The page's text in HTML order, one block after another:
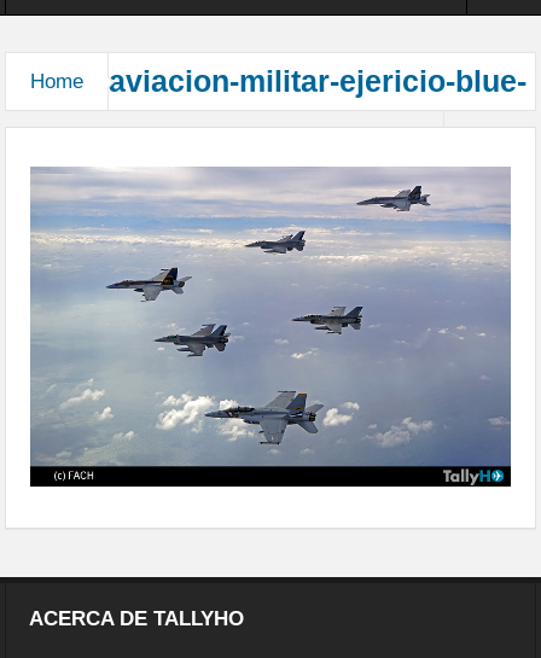
Home
aviacion-militar-ejericio-blue-
sky-
fach04
ACERCA DE TALLYHO